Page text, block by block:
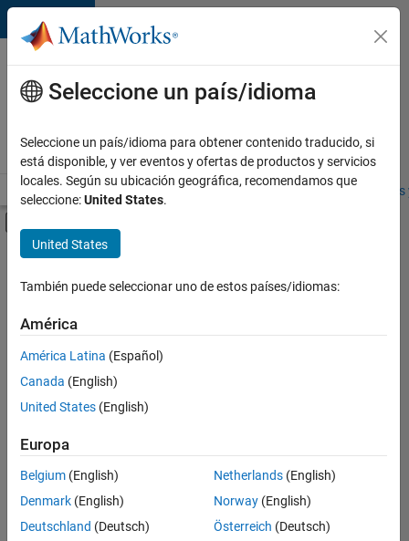
Saltar al contenido
Ofertas
de
empleo
MathWorks
Visión general Búsqueda de empleo Oficinas locales
Contenido principal
FILTRADO POR
Office and Administrative Services
Ordenar por
Guardar
empleos
seleccionados
No se
Seleccione un país/idioma
Seleccione un país/idioma para obtener contenido traducido, si
está disponible, y ver eventos y ofertas de productos y servicios
locales. Según su ubicación geográfica, recomendamos que
seleccione:United States.
United States
También puede seleccionar uno de estos países/idiomas:
América
América Latina (Español)
Canada (English)
United States (English)
Europa
Belgium (English)
Denmark (English)
Deutschland (Deutsch)
Netherlands(English)
Norway(English)
Österreich (Deutsch)